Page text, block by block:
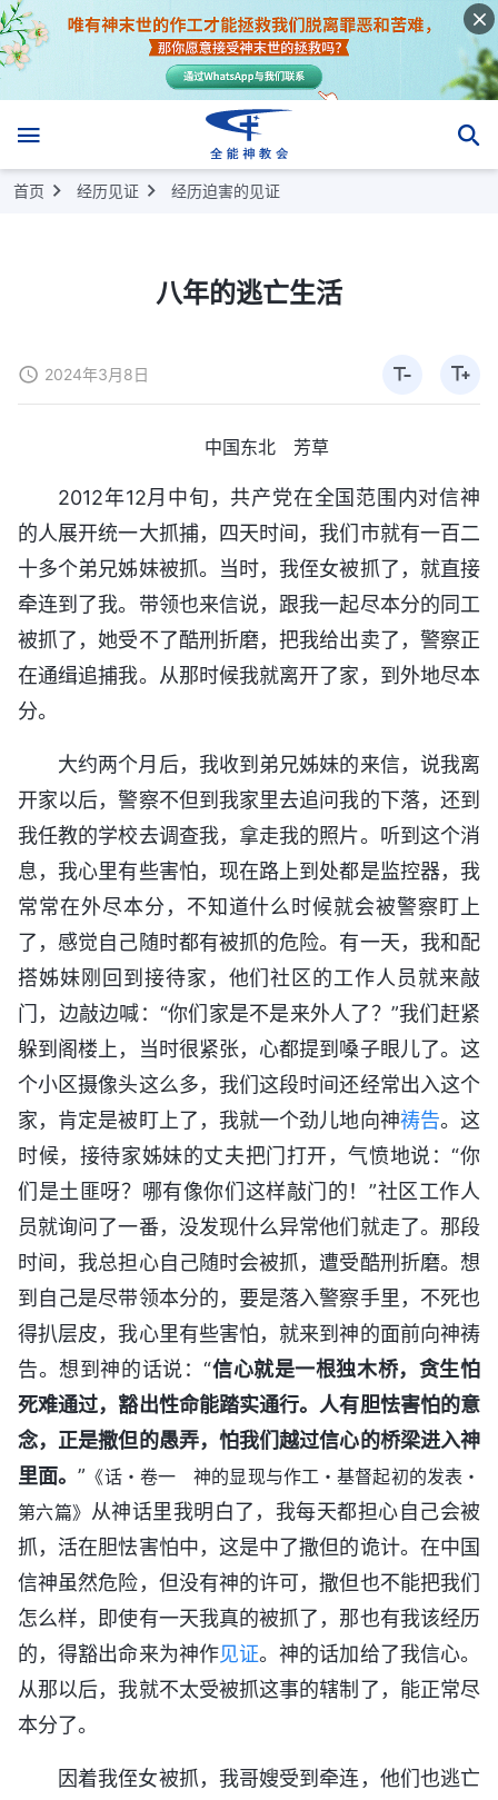
首页 经历见证 经历迫害的见证
八年的逃亡生活
2024年3月8日
中国东北 芳草
2012年12月中旬，共产党在全国范围内对信神
的人展开统一大抓捕，四天时间，我们市就有一百二
十多个弟兄姊妹被抓。当时，我侄女被抓了，就直接
牵连到了我。带领也来信说，跟我一起尽本分的同工
被抓了，她受不了酷刑折磨，把我给出卖了，警察正
在通缉追捕我。从那时候我就离开了家，到外地尽本
分。
大约两个月后，我收到弟兄姊妹的来信，说我离
开家以后，警察不但到我家里去追问我的下落，还到
我任教的学校去调查我，拿走我的照片。听到这个消
息，我心里有些害怕，现在路上到处都是监控器，我
常常在外尽本分，不知道什么时候就会被警察盯上
了，感觉自己随时都有被抓的危险。有一天，我和配
搭姊妹刚回到接待家，他们社区的工作人员就来敲
门，边敲边喊：“你们家是不是来外人了？”我们赶紧
躲到阁楼上，当时很紧张，心都提到嗓子眼儿了。这
个小区摄像头这么多，我们这段时间还经常出入这个
家，肯定是被盯上了，我就一个劲儿地向神祷告。这
时候，接待家姊妹的丈夫把门打开，气愤地说：“你
们是土匪呀？哪有像你们这样敲门的！”社区工作人
员就询问了一番，没发现什么异常他们就走了。那段
时间，我总担心自己随时会被抓，遭受酷刑折磨。想
到自己是尽带领本分的，要是落入警察手里，不死也
得扒层皮，我心里有些害怕，就来到神的面前向神祷
告。想到神的话说：“信心就是一根独木桥，贪生怕
死难通过，豁出性命能踏实通行。人有胆怯害怕的意
念，正是撒但的愚弄，怕我们越过信心的桥梁进入神
里面。” 《话・卷一 神的显现与作工・基督起初的发表・
第六篇》 从神话里我明白了，我每天都担心自己会被
抓，活在胆怯害怕中，这是中了撒但的诡计。在中国
信神虽然危险，但没有神的许可，撒但也不能把我们
怎么样，即使有一天我真的被抓了，那也有我该经历
的，得豁出命来为神作见证。神的话加给了我信心。
从那以后，我就不太受被抓这事的辖制了，能正常尽
本分了。
因着我侄女被抓，我哥嫂受到牵连，他们也逃亡